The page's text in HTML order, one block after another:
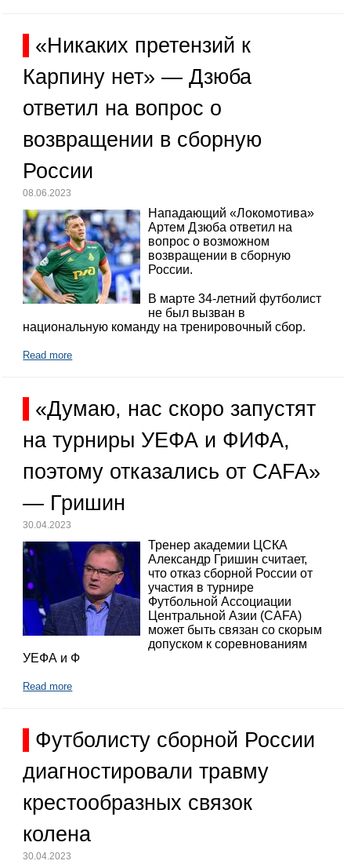
«Никаких претензий к
Карпину нет» — Дзюба
ответил на вопрос о
возвращении в сборную
России
08.06.2023
Нападающий «Локомотива»
Артем Дзюба ответил на
вопрос о возможном
возвращении в сборную
России.
В марте 34-летний футболист
не был вызван в
национальную команду на тренировочный сбор.
Read more
«Думаю, нас скоро запустят
на турниры УЕФА и ФИФА,
поэтому отказались от CAFA»
— Гришин
30.04.2023
Тренер академии ЦСКА
Александр Гришин считает,
что отказ сборной России от
участия в турнире
Футбольной Ассоциации
Центральной Азии (CAFA)
может быть связан со скорым
допуском к соревнованиям
УЕФА и Ф
Read more
Футболисту сборной России
диагностировали травму
крестообразных связок
колена
30.04.2023